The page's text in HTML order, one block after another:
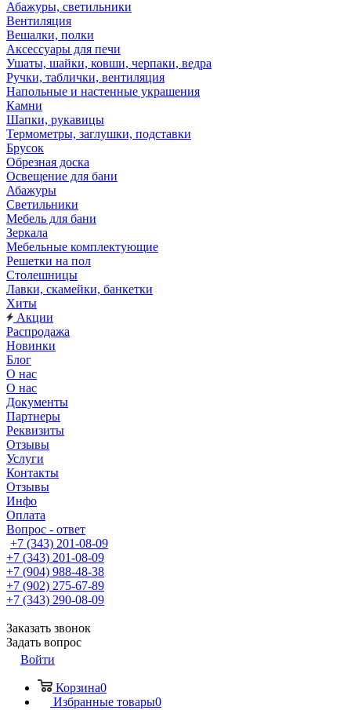
Абажуры, светильники
Вентиляция
Вешалки, полки
Аксессуары для печи
Ушаты, шайки, ковши, черпаки, ведра
Ручки, таблички, вентиляция
Напольные и настенные украшения
Камни
Шапки, рукавицы
Термометры, заглушки, подставки
Брусок
Обрезная доска
Освещение для бани
Абажуры
Светильники
Мебель для бани
Зеркала
Мебельные комплектующие
Решетки на пол
Столешницы
Лавки, скамейки, банкетки
Хиты
Акции
Распродажа
Новинки
Блог
О нас
О нас
Документы
Партнеры
Реквизиты
Отзывы
Услуги
Контакты
Отзывы
Инфо
Оплата
Вопрос - ответ
+7 (343) 201-08-09
+7 (343) 201-08-09
+7 (904) 988-48-38
+7 (902) 275-67-89
+7 (343) 290-08-09
Заказать звонок
Задать вопрос
Войти
Корзина0
Избранные товары0